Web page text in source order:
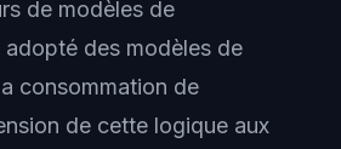
de modèles de
des modèles de
consommation de
de cette logique aux